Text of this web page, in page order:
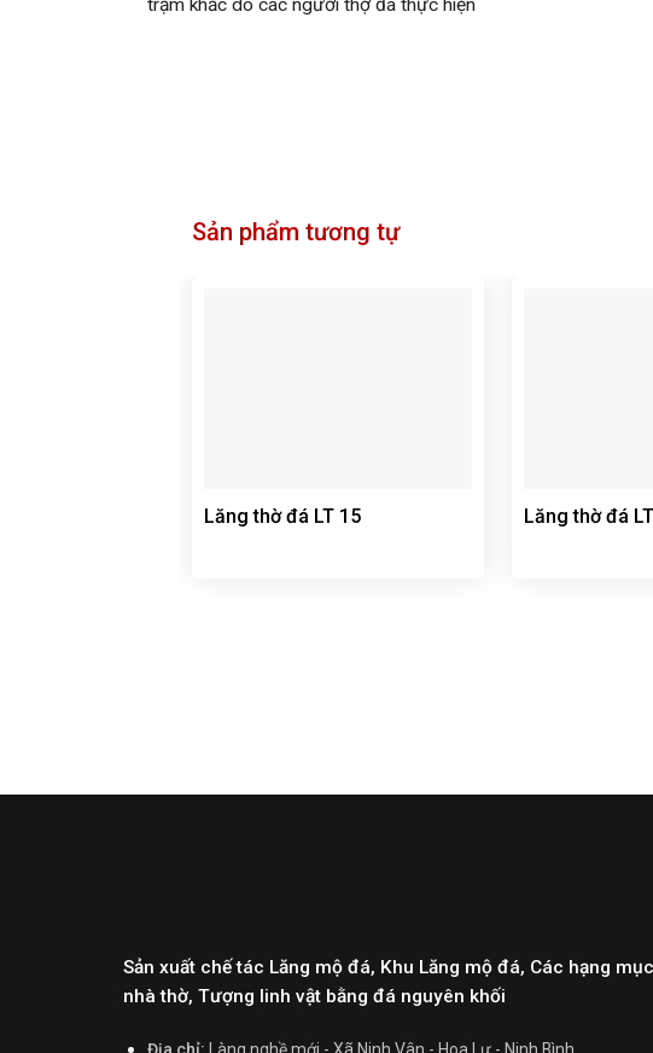
trạm khắc do các người thợ đá thực hiện
Sản phẩm tương tự
Lăng thờ đá LT 15
Lăng thờ đá
Sản xuất chế tác Lăng mộ đá, Khu Lăng mộ đá, Các hạng
nhà thờ, Tượng linh vật bằng đá nguyên khối